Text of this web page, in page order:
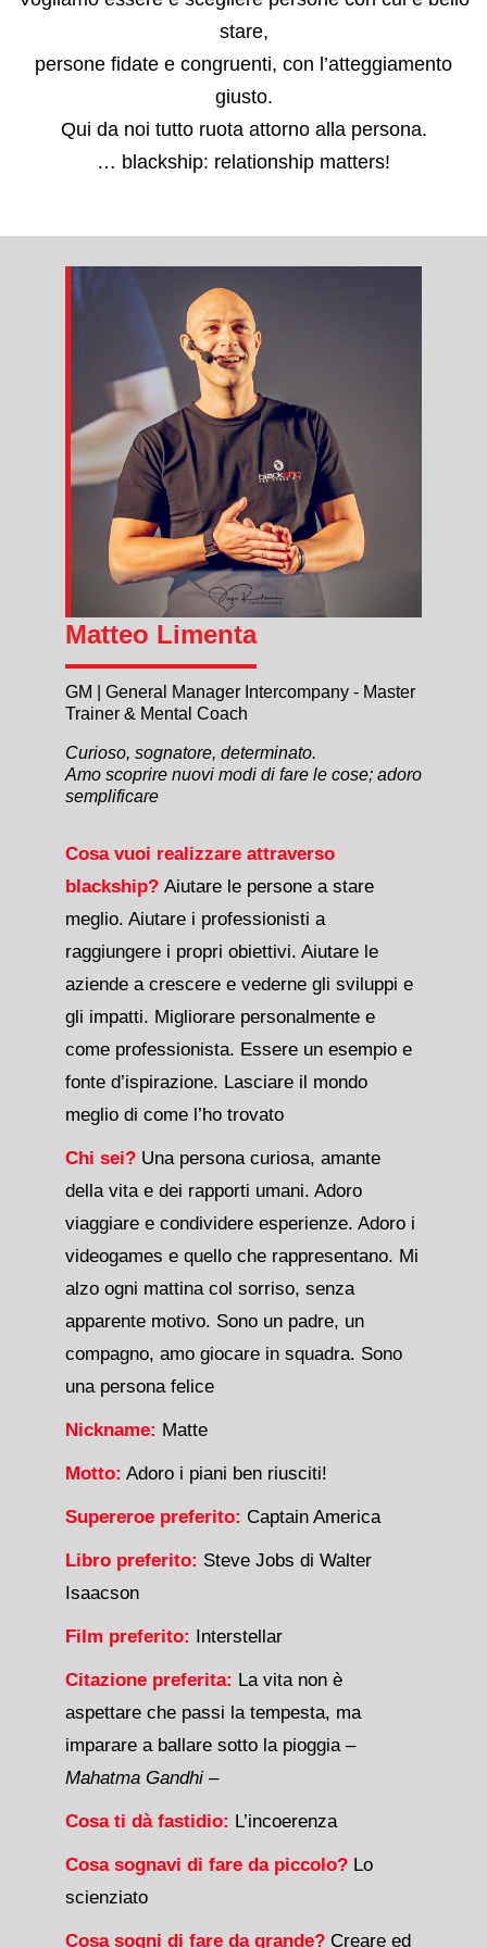
stare,
persone fidate e congruenti, con l’atteggiamento
giusto.
Qui da noi tutto ruota attorno alla persona.
… blackship: relationship matters!
Matteo Limenta
GM | General Manager Intercompany - Master
Trainer & Mental Coach
Curioso, sognatore, determinato.
Amo scoprire nuovi modi di fare le cose; adoro
semplificare
Cosa vuoi realizzare attraverso
blackship? Aiutare le persone a stare
meglio. Aiutare i professionisti a
raggiungere i propri obiettivi. Aiutare le
aziende a crescere e vederne gli sviluppi e
gli impatti. Migliorare personalmente e
come professionista. Essere un esempio e
fonte d’ispirazione. Lasciare il mondo
meglio di come l’ho trovato
Chi sei? Una persona curiosa, amante
della vita e dei rapporti umani. Adoro
viaggiare e condividere esperienze. Adoro i
videogames e quello che rappresentano. Mi
alzo ogni mattina col sorriso, senza
apparente motivo. Sono un padre, un
compagno, amo giocare in squadra. Sono
una persona felice
Nickname: Matte
Motto: Adoro i piani ben riusciti!
Supereroe preferito: Captain America
Libro preferito: Steve Jobs di Walter
Isaacson
Film preferito: Interstellar
Citazione preferita: La vita non è
aspettare che passi la tempesta, ma
imparare a ballare sotto la pioggia –
Mahatma Gandhi–
Cosa ti dà fastidio: L’incoerenza
Cosa sognavi di fare da piccolo? Lo
scienziato
Cosa sogni di fare da grande?Creare ed